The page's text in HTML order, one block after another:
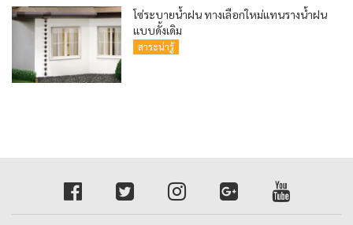
โซ่ระบายน้ำฝน ทางเลือกใหม่แทนรางน้ำฝน
แบบดั้งเดิม
สาระน่ารู้